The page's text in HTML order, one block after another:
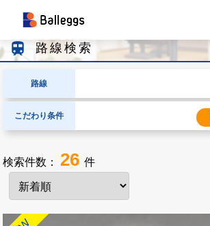
train 路線検索
路線
こだわり条件
検索件数：26件